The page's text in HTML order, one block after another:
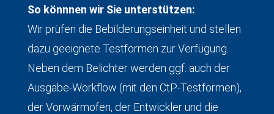
So könnnen wir Sie unterstützen:
Wir prüfen die Bebilderungseinheit und stellen
dazu geeignete Testformen zur Verfügung.
Neben dem Belichter werden ggf. auch der
Ausgabe-Workflow (mit den CtP-Testformen),
der Vorwärmofen, der Entwickler und die